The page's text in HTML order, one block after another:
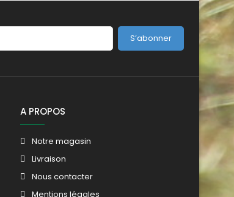
S’abonner
A PROPOS
Notre magasin
Livraison
Nous contacter
Mentions légales